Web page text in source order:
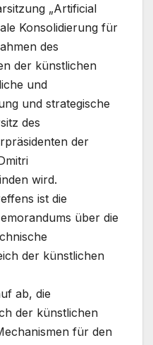
„Artificial
Konsolidierung für
des
der künstlichen
und
und strategische
des
der
wird.
ist die
über die
der künstlichen
ab, die
der künstlichen
für den